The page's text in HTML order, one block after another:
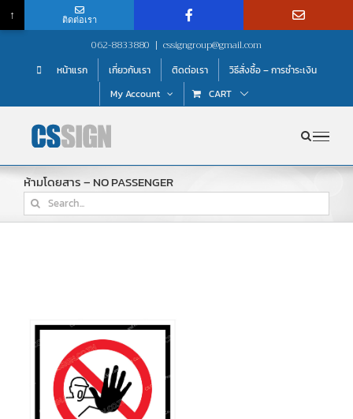
content
062-8833880 | cssigngroup@gmail.com
หน้าแรก เกี่ยวกับเรา ติดต่อเรา
วิธีสั่งซื้อ – การชำระเงิน
My Account
CART
ห้ามโดยสาร – NO PASSENGER
Search
for:
↑ ติดต่อเรา